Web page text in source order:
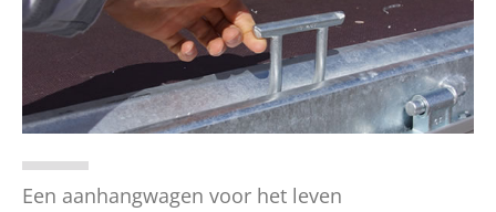
Een aanhangwagen voor het leven